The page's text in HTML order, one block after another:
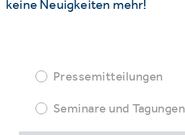
keine Neuigkeiten mehr!
Pressemitteilungen
Seminare und Tagungen